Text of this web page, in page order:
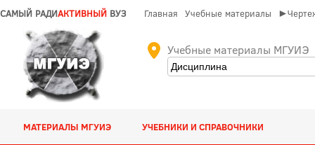
САМЫЙ РАДИАКТИВНЫЙ ВУЗ Главная Учебные материалы
Учебные материалы МГУИЭ
МАТЕРИАЛЫ МГУИЭ УЧЕБНИКИ И СПРАВОЧНИКИ